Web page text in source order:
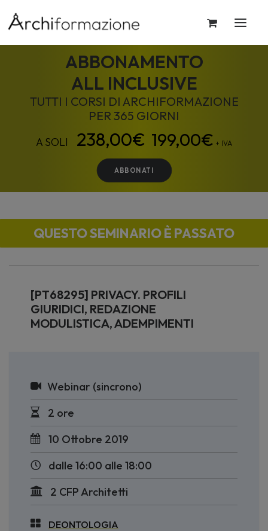
ABBONAMENTO
ALL INCLUSIVE
TUTTI I CORSI DI ARCHIFORMAZIONE
PER 365 GIORNI
199,00€ + IVA
ABBONATI
QUESTO SEMINARIO È PASSATO
[PT68295] PRIVACY. PROFILI
GIURIDICI, REDAZIONE
MODULISTICA, ADEMPIMENTI
Webinar (sincrono)
2 ore
10 Ottobre 2019
dalle 16:00 alle 18:00
2 CFP Architetti
DEONTOLOGIA